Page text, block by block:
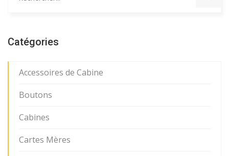
Catégories
Accessoires de Cabine
Boutons
Cabines
Cartes Mères